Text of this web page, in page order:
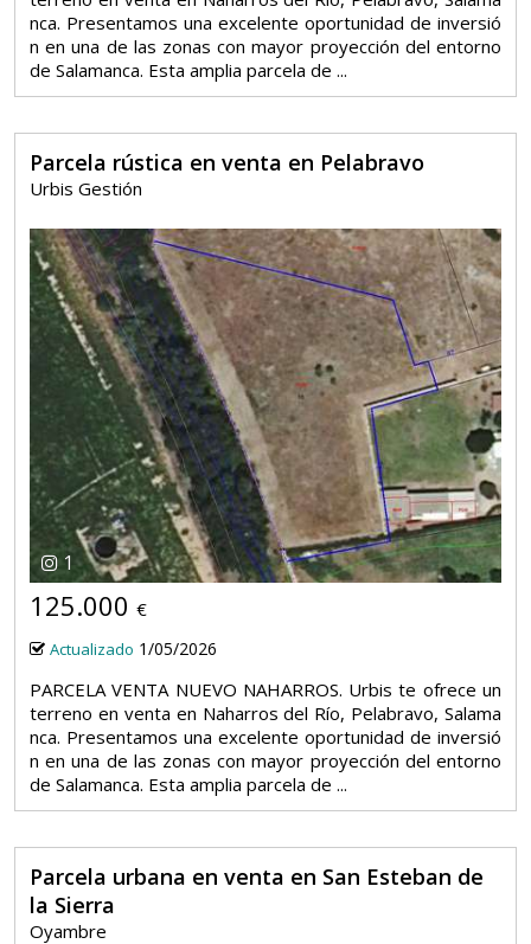
nca. Presentamos una excelente oportunidad de inversió
n en una de las zonas con mayor proyección del entorno
de Salamanca. Esta amplia parcela de ...
Parcela rústica en venta en Pelabravo
Urbis Gestión
1
125.000 €
Actualizado 1/05/2026
PARCELA VENTA NUEVO NAHARROS. Urbis te ofrece un
terreno en venta en Naharros del Río, Pelabravo, Salama
nca. Presentamos una excelente oportunidad de inversió
n en una de las zonas con mayor proyección del entorno
de Salamanca. Esta amplia parcela de ...
Parcela urbana en venta en San Esteban de
la Sierra
Oyambre